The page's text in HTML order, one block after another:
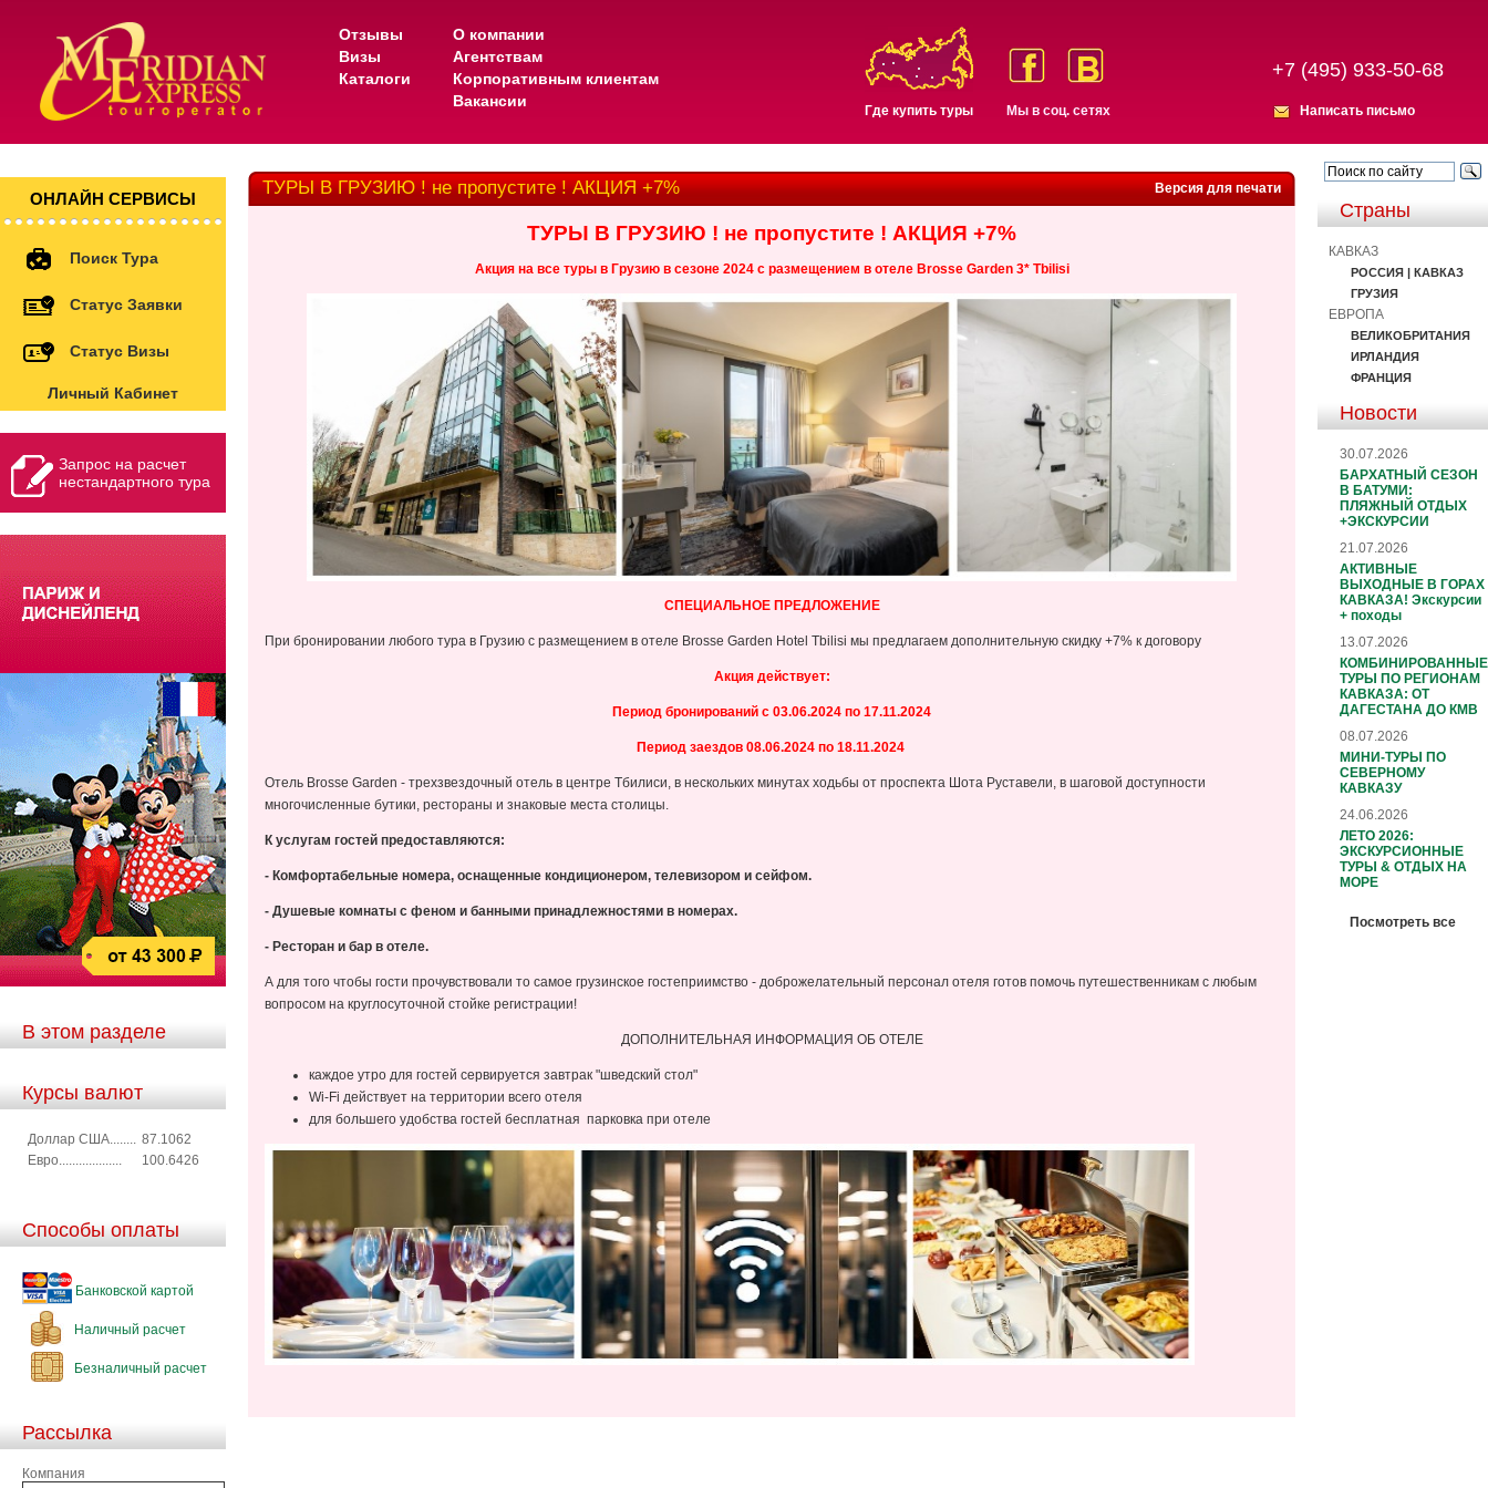
Отзывы
Визы
Каталоги
О компании
Агентствам
Корпоративным клиентам
Вакансии
Где купить туры Мы в соц. сетях
+7 (495) 933-50-68
Написать письмо
ОНЛАЙН СЕРВИСЫ
Поиск Тура
Статус Заявки
Статус Визы
Личный Кабинет
Запрос на расчет
нестандартного тура
В этом разделе
Курсы валют
Доллар США........ 87.1062
Евро...................
100.6426
Способы оплаты
Банковской картой
Наличный расчет
Безналичный расчет
Рассылка
Компания
Версия для печати
ТУРЫ В ГРУЗИЮ ! не пропустите ! АКЦИЯ +7%
ТУРЫ В ГРУЗИЮ ! не пропустите ! АКЦИЯ +7%
Акция на все туры в Грузию в сезоне 2024 с размещением в отеле Brosse Garden 3* Tbilisi
СПЕЦИАЛЬНОЕ ПРЕДЛОЖЕНИЕ
При бронировании любого тура в Грузию с размещением в отеле Brosse Garden Hotel Tbilisi мы предлагаем дополнительную скидку +7% к договору
Акция действует:
Период бронирований с 03.06.2024 по 17.11.2024
Период заездов 08.06.2024 по 18.11.2024
Отель Brosse Garden - трехзвездочный отель в центре Тбилиси, в нескольких минутах ходьбы от проспекта Шота Руставели, в шаговой доступности
многочисленные бутики, рестораны и знаковые места столицы.
К услугам гостей предоставляются:
- Комфортабельные номера, оснащенные кондиционером, телевизором и сейфом.
- Душевые комнаты с феном и банными принадлежностями в номерах.
- Ресторан и бар в отеле.
А для того чтобы гости прочувствовали то самое грузинское гостеприимство - доброжелательный персонал отеля готов помочь путешественникам с любым
вопросом на круглосуточной стойке регистрации!
ДОПОЛНИТЕЛЬНАЯ ИНФОРМАЦИЯ ОБ ОТЕЛЕ
каждое утро для гостей сервируется завтрак "шведский стол"
Wi-Fi действует на территории всего отеля
для большего удобства гостей бесплатная парковка при отеле
Страны
КАВКАЗ
РОССИЯ | КАВКАЗ
ГРУЗИЯ
ЕВРОПА
ВЕЛИКОБРИТАНИЯ
ИРЛАНДИЯ
ФРАНЦИЯ
Новости
30.07.2026
БАРХАТНЫЙ СЕЗОН
В БАТУМИ:
ПЛЯЖНЫЙ ОТДЫХ
+ЭКСКУРСИИ
21.07.2026
АКТИВНЫЕ
ВЫХОДНЫЕ В ГОРАХ
КАВКАЗА! Экскурсии
+ походы
13.07.2026
КОМБИНИРОВАННЫЕ
ТУРЫ ПО РЕГИОНАМ
КАВКАЗА: ОТ
ДАГЕСТАНА ДО КМВ
08.07.2026
МИНИ-ТУРЫ ПО
СЕВЕРНОМУ
КАВКАЗУ
24.06.2026
ЛЕТО 2026:
ЭКСКУРСИОННЫЕ
ТУРЫ & ОТДЫХ НА
МОРЕ
Посмотреть все